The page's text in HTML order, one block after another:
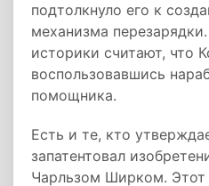
подтолкнуло его к
механизма
историки считают, что
воспользовавшись
помощника.
Есть и те, кто
запатентовал
Чарльзом Ширком. Этот